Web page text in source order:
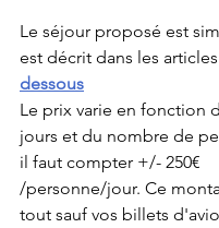
Le séjour proposé est
est décrit dans les
dessous
Le prix varie en fonction
jours et du nombre de
il faut compter +/- 250€
/personne/jour. Ce
tout sauf vos billets